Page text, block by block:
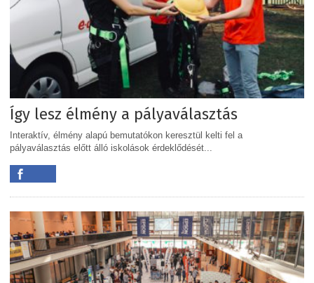
Így lesz élmény a pályaválasztás
Interaktív, élmény alapú bemutatókon keresztül kelti fel a
pályaválasztás előtt álló iskolások érdeklődését...